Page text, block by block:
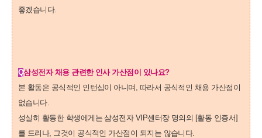
좋겠습니다.
Q삼성전자 채용 관련한 인사 가산점이 있나요?
본 활동은 공식적인 인턴십이 아니며, 따라서 공식적인 채용 가산점이
없습니다.
성실히 활동한 학생에게는 삼성전자 VIP센터장 명의의 [활동 인증서]
를 드리나, 그것이 공식적인 가산점이 되지는 않습니다.